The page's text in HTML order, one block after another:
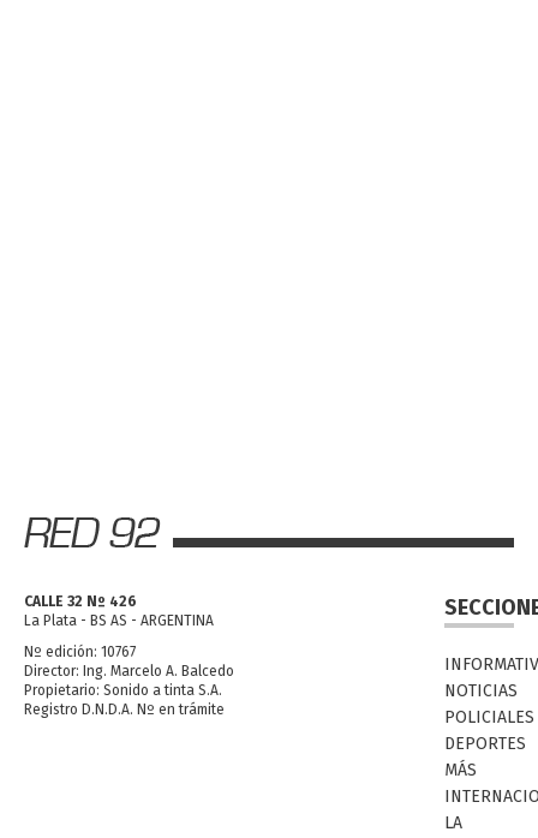
CALLE 32 Nº 426
La Plata - BS AS - ARGENTINA
Nº edición: 10767
Director: Ing. Marcelo A. Balcedo
Propietario: Sonido a tinta S.A.
Registro D.N.D.A. Nº en trámite
NOTICIAS
POLICIALES
DEPORTES
MÁS
LA